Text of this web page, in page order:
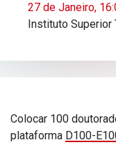
27 de Janeiro,
Instituto
Colocar 100
plataforma D100-